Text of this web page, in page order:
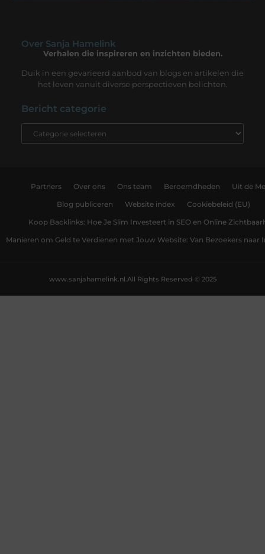
Over Sanja Hamelink
Verhalen die inspireren en inzichten bieden.
Duik in een gevarieerd aanbod van blogs en artikelen die
het leven vanuit diverse perspectieven belichten.
Bericht categorie
Partners Over ons Ons team Beroemdheden Uit de
Blog publiceren Website index Cookiebeleid (EU)
Koop Backlinks: Hoe Je Slim Investeert in SEO en Online
Manieren om Geld te Verdienen met Jouw Website: Van Bezoekers naar
All Rights Reserved © 2025
www.sanjahamelink.nl.